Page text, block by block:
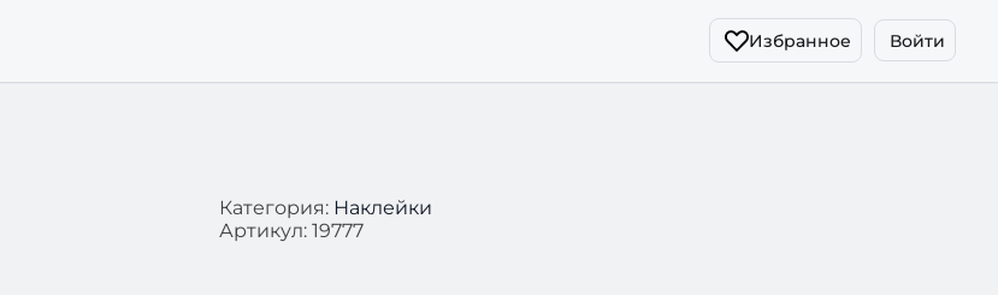
Избранное Войти
Категория: Наклейки
Артикул:19777